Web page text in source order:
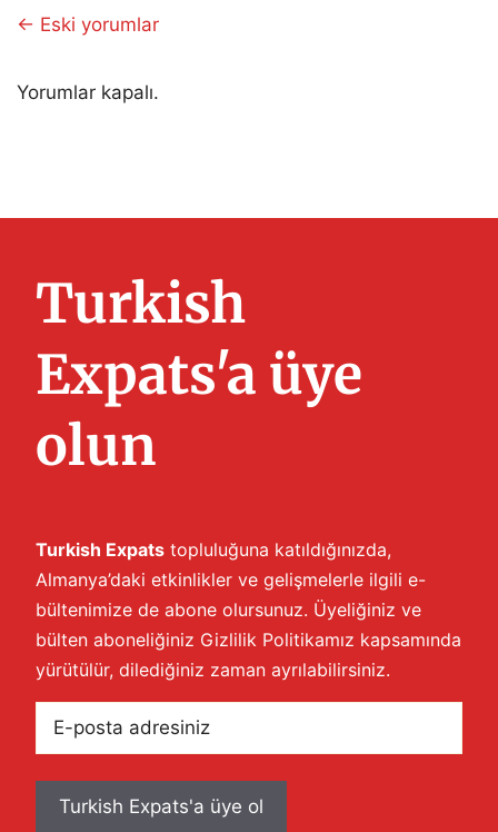
Yorum
dolaşımı
← Eski yorumlar
Yorumlar kapalı.
Turkish
Expats'a üye
olun
Turkish Expats topluluğuna katıldığınızda,
Almanya’daki etkinlikler ve gelişmelerle ilgili e-
bültenimize de abone olursunuz. Üyeliğiniz ve
bülten aboneliğiniz Gizlilik Politikamız kapsamında
yürütülür, dilediğiniz zaman ayrılabilirsiniz.
posta
adresiniz